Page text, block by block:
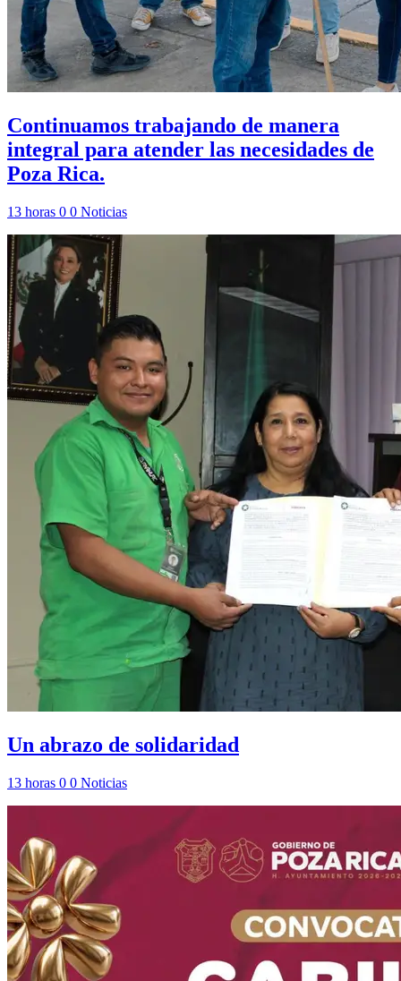
Continuamos trabajando de manera
integral para atender las necesidades de
Poza Rica.
13 horas 0 0 Noticias
Un abrazo de solidaridad
13 horas 0 0 Noticias